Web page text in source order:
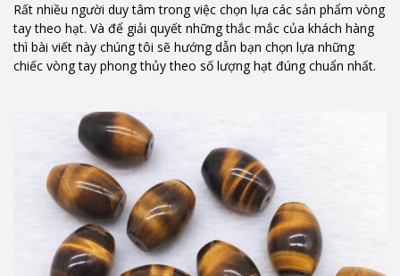
Rất nhiều người duy tâm trong việc chọn lựa các sản phẩm vòng
tay theo hạt. Và để giải quyết những thắc mắc của khách hàng
thì bài viết này chúng tôi sẽ hướng dẫn bạn chọn lựa những
chiếc vòng tay phong thủy theo số lượng hạt đúng chuẩn nhất.